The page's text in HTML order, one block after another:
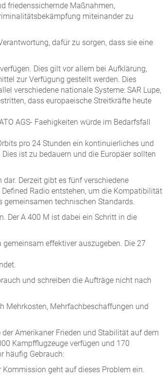
friedenssichernde Maßnahmen,
miteinander zu
dafür zu sorgen, dass sie eine
Dies gilt vor allem bei Aufklärung,
zur Verfügung gestellt werden. Dies
verschiedene nationale Systeme: SAR Lupe,
dass europaeische Streitkräfte heute
AGS- Faehigkeiten würde im Bedarfsfall
pro 24 Stunden ein kontinuierliches und
ist zu bedauern und die Europäer sollten
Derzeit gibt es fünf verschiedene
Radio entstehen, um die Kompatibilität
gemeinsamen technischen Standards.
Der A 400 M ist dabei ein Schritt in die
effektiver auszugeben. Die 27
und schreiben die Aufträge nicht nach
Mehrkosten, Mehrfachbeschaffungen und
Amerikaner Frieden und Stabilität auf dem
Kampfflugzeuge verfügen und 170
häufig Gebrauch:
geht auf dieses Problem ein.